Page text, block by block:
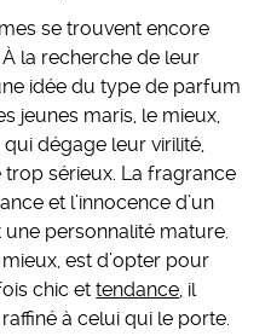
se trouvent encore
À la recherche de leur
idée du type de parfum
jeunes maris, le mieux,
dégage leur virilité,
sérieux. La fragrance
et l’innocence d’un
personnalité mature.
est d’opter pour
fois chic ettendance , il
à celui qui le porte.